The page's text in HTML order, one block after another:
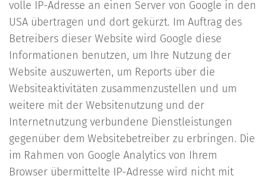
volle IP-Adresse an einen Server von Google in den
USA übertragen und dort gekürzt. Im Auftrag des
Betreibers dieser Website wird Google diese
Informationen benutzen, um Ihre Nutzung der
Website auszuwerten, um Reports über die
Websiteaktivitäten zusammenzustellen und um
weitere mit der Websitenutzung und der
Internetnutzung verbundene Dienstleistungen
gegenüber dem Websitebetreiber zu erbringen. Die
im Rahmen von Google Analytics von Ihrem
Browser übermittelte IP-Adresse wird nicht mit